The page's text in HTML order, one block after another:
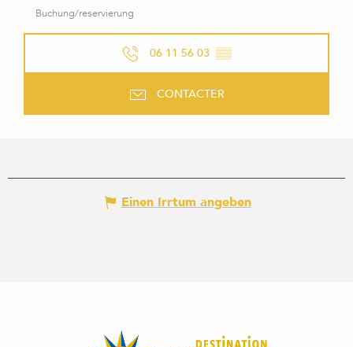
Buchung/reservierung
06 11 56 03 ▒▒
CONTACTER
Einen Irrtum angeben